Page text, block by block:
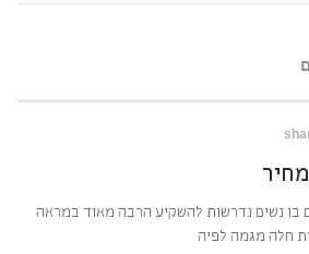
בו נשים נדרשות להשקיע הרבה מאוד במראה
חלה מגמה לפיה